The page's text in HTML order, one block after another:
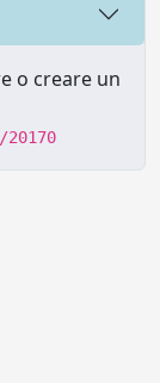
o creare un